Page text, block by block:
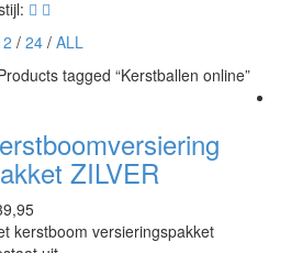
/ 24/ ALL
tagged “Kerstballen online”
ZILVER
kerstboom versieringspakket